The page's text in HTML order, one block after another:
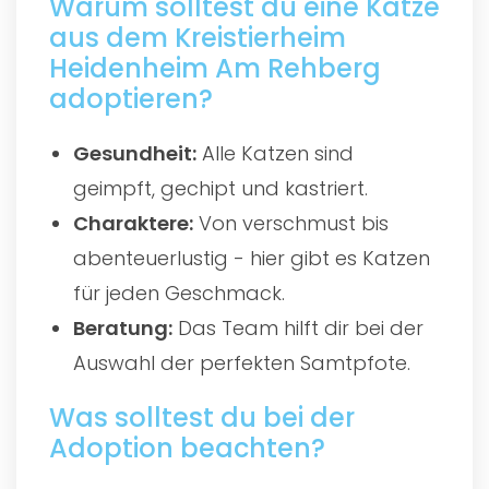
aus dem Kreistierheim
Heidenheim Am Rehberg
adoptieren?
Gesundheit: Alle Katzen sind
geimpft, gechipt und kastriert.
Charaktere: Von verschmust bis
abenteuerlustig - hier gibt es Katzen
für jeden Geschmack.
Beratung: Das Team hilft dir bei der
Auswahl der perfekten Samtpfote.
Was solltest du bei der
Adoption beachten?